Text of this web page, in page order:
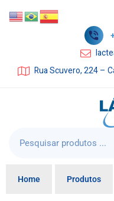
Rua Scuvero, 224 –
Home Produtos